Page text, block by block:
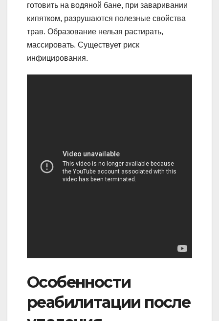
готовить на водяной бане, при заваривании
кипятком, разрушаются полезные свойства
трав. Образование нельзя растирать,
массировать. Существует риск
инфицирования.
Особенности
реабилитации после